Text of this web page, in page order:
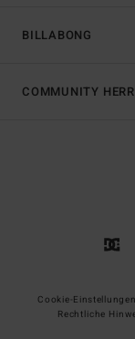
BILLABONG
COMMUNITY
Cookie-
Rechtliche